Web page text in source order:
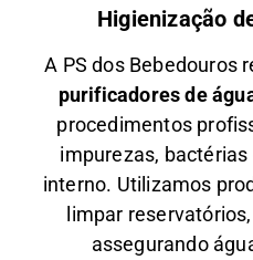
Higienização
A PS dos Bebedouros
purificadores de
procedimentos
impurezas,
interno. Utilizamos
limpar
assegurando